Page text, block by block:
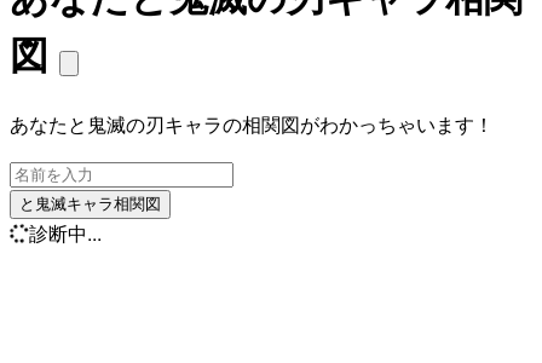
図
あなたと鬼滅の刃キャラの相関図がわかっちゃいます！
と鬼滅キャラ相関図
診断中...